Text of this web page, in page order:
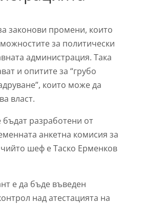
законови промени, които
за политически
администрация. Така
и опитите за “грубо
които може да
власт.
разработени от
анкетна комисия за
шеф е Таско Ерменков
е да бъде въведен
над атестацията на